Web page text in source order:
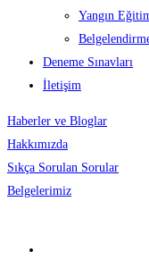
Yangın
Deneme Sınavları
İletişim
Haberler ve Bloglar
Hakkımızda
Sıkça Sorulan Sorular
Belgelerimiz